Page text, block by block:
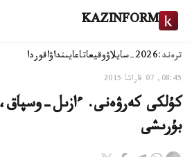
KAZINFORM
ترەند:2026-سايلاۋ وقيعاتاعايىنداۋاقوردا
08:45, 07 قاراشا 2015
كۇلكى كەرۋەنى. ءازىل-
بۇرىشى